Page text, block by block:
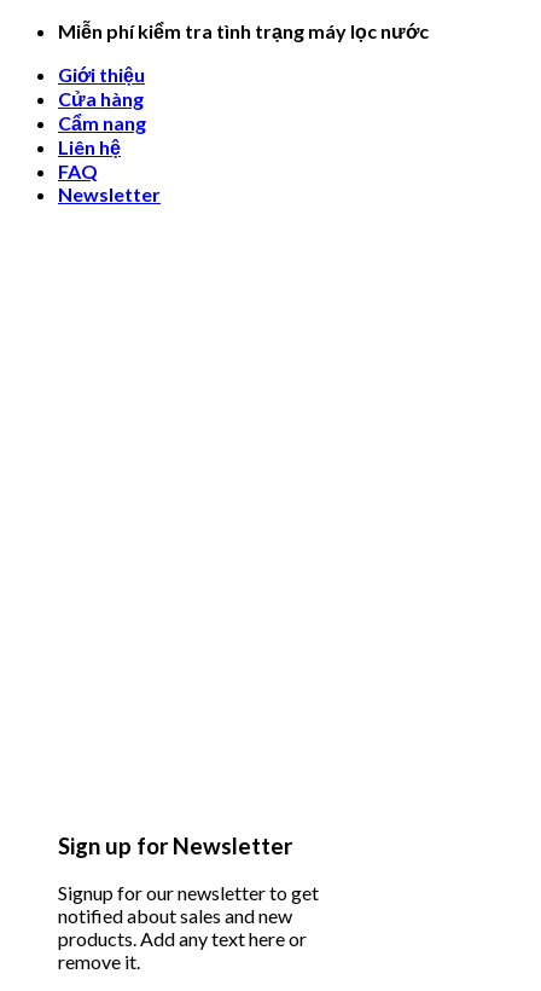
Skip
content
Miễn phí kiểm tra tình trạng máy lọc nước
Giới thiệu
Cửa hàng
Cẩm nang
Liên hệ
FAQ
Newsletter
Sign up for Newsletter
Signup for our newsletter to get
notified about sales and new
products. Add any text here or
remove it.